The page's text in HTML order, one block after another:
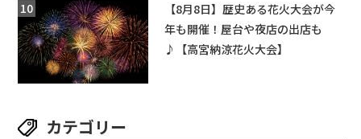
【8月8日】歴史ある花火大会が今
年も開催！屋台や夜店の出店も
♪【高宮納涼花火大会】
カテゴリー